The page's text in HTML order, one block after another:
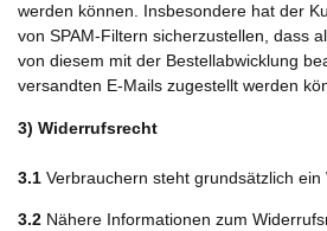
werden können. Insbesondere hat der
von SPAM-Filtern sicherzustellen, dass
von diesem mit der Bestellabwicklung
versandten E-Mails zugestellt werden
3) Widerrufsrecht
3.1 Verbrauchern steht grundsätzlich ein
3.2 Nähere Informationen zum